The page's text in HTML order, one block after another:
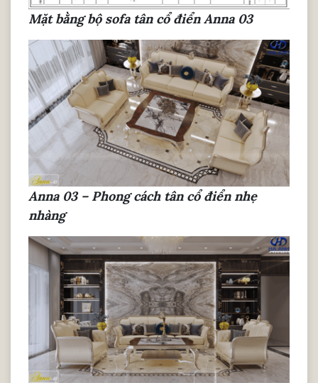
Mặt bằng bộ sofa tân cổ điển Anna 03
Anna 03 – Phong cách tân cổ điển nhẹ
nhàng